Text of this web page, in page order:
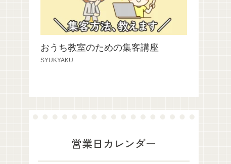
おうち教室のための集客講座
SYUKYAKU
営業日カレンダー